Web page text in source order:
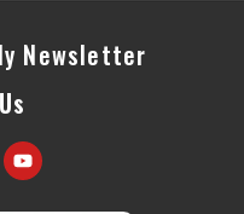
Newsletter